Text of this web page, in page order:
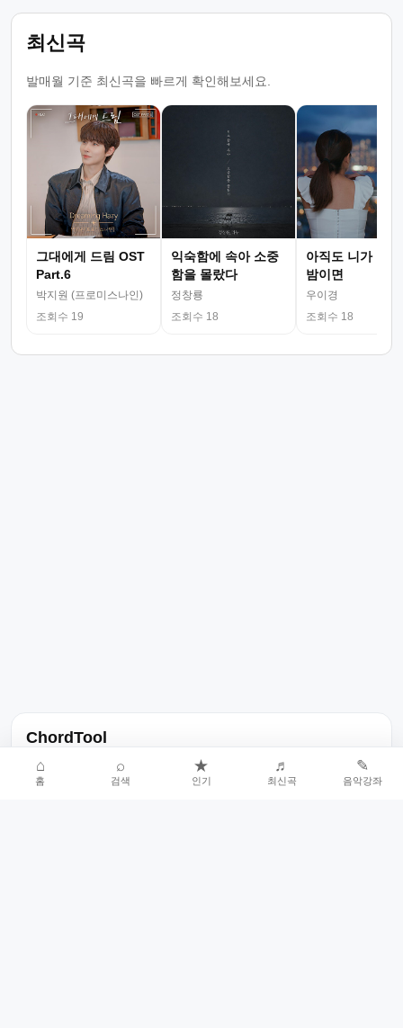
최신곡
발매월 기준 최신곡을 빠르게 확인해보세요.
그대에게 드림 OST
Part.6
박지원 (프로미스나인)
조회수 19
익숙함에 속아 소중
함을 몰랐다
정창룡
조회수 18
아직도 니가 그
밤이면
우이경
조회수 18
ChordTool
노래 가사, 곡 정보, 코드, 악보를 한곳에서 찾을 수 있는 음악 정보
서비스입니다.
⌂
홈
⌕
검색
★
인기
♬
최신곡
✎
음악강좌